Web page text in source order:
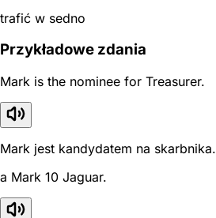
trafić w sedno
Przykładowe zdania
Mark is the nominee for Treasurer.
Mark jest kandydatem na skarbnika.
a Mark 10 Jaguar.